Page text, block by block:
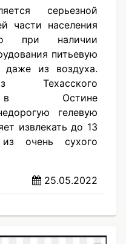
серьезной
части населения
при наличии
питьевую
из воздуха.
Техасского
в Остине
гелевую
извлекать до 13
очень сухого
25.05.2022